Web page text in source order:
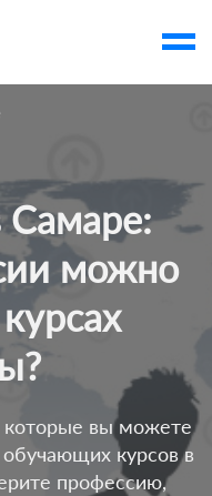
можно
которые вы можете
курсов в
профессию,